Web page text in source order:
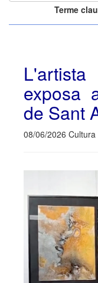
Terme clau
exposa
de Sant
08/06/2026